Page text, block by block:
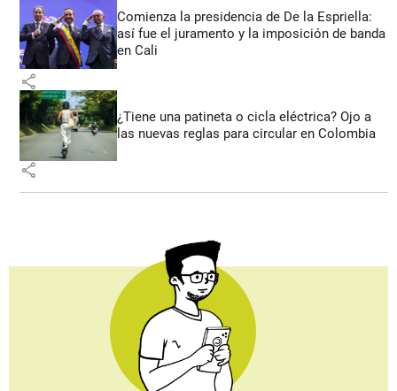
Comienza la presidencia de De la Espriella:
así fue el juramento y la imposición de banda
en Cali
share
¿Tiene una patineta o cicla eléctrica? Ojo a
las nuevas reglas para circular en Colombia
share